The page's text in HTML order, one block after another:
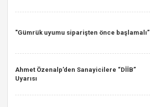
"Gümrük uyumu siparişten önce başlamalı”
Ahmet Özenalp’den Sanayicilere “DİİB”
Uyarısı